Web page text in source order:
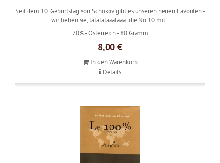
Seit dem 10. Geburtstag von Schokov gibt es unseren neuen Favoriten -
wir lieben sie, tatatataaataaa: die No 10 mit...
70% -Österreich - 80 Gramm
8,00 €
In den Warenkorb
Details